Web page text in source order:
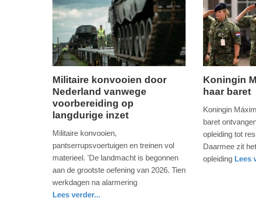
11:49
Update:
06-
06-
2026
12:11
dinsdag,
2.
juni
2026
Update:
02-
Militaire konvooien door
Nederland vanwege
voorbereiding op
langdurige inzet
Militaire konvooien,
pantserrupsvoertuigen en treinen vol
materieel. 'De landmacht is begonnen
aan de grootste oefening van 2026. Tien
werkdagen na alarmering
Lees verder...
vrijdag,
Koningin
haar baret
Koningin
baret
opleiding tot
Daarmee zit
opleiding Lees